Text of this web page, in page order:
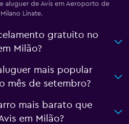
aluguer de Avis em Aeroporto de
Linate.
gratuito no
Milão?
mais popular
mês de setembro?
mais barato que
em Milão?